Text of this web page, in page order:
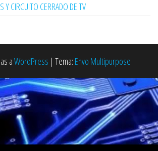
Y CIRCUITO CERRADO DE TV
aWordPress | Tema: Envo Multipurpose